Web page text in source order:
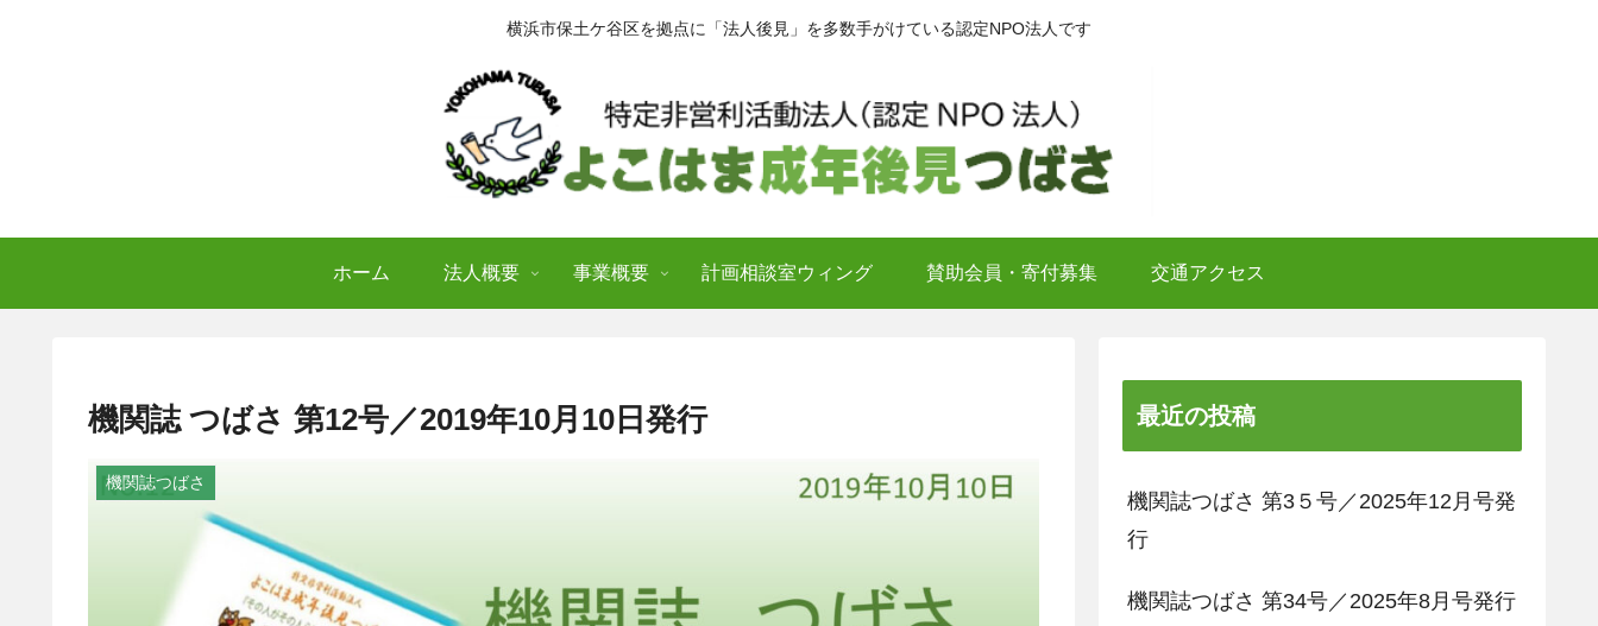
横浜市保土ケ谷区を拠点に「法人後見」を多数手がけている認定NPO法人です
ホーム 法人概要 事業概要 計画相談室ウィング 賛助会員・寄付募集 交通アクセス
機関誌 つばさ 第12号／2019年10月10日発行
機関誌つばさ
最近の投稿
機関誌つばさ 第3５号／2025年12月号発
行
機関誌つばさ 第34号／2025年8月号発行